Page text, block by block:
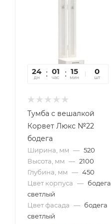
24
дн
01
час
15
мин
51
сек
0
шт
Тумба с вешалкой
Корвет Люкс №22
бодега
Ширина, мм — 520
Высота, мм — 2100
Глубина, мм — 450
Цвет корпуса — бодега
светлый
Цвет фасада — бодега
светлый